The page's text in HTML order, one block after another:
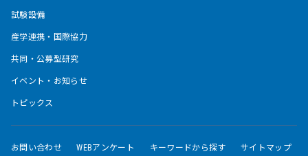
試験設備
産学連携・国際協力
共同・公募型研究
イベント・お知らせ
トピックス
お問い合わせ WEBアンケート キーワードから探す サイトマップ